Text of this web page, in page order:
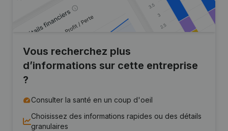
Vous recherchez plus
d’informations sur cette entreprise
?
Consulter la santé en un coup d'oeil
Choisissez des informations rapides ou des détails
granulaires